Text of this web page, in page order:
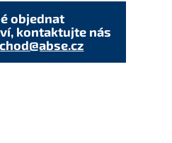
objednat
kontaktujte nás